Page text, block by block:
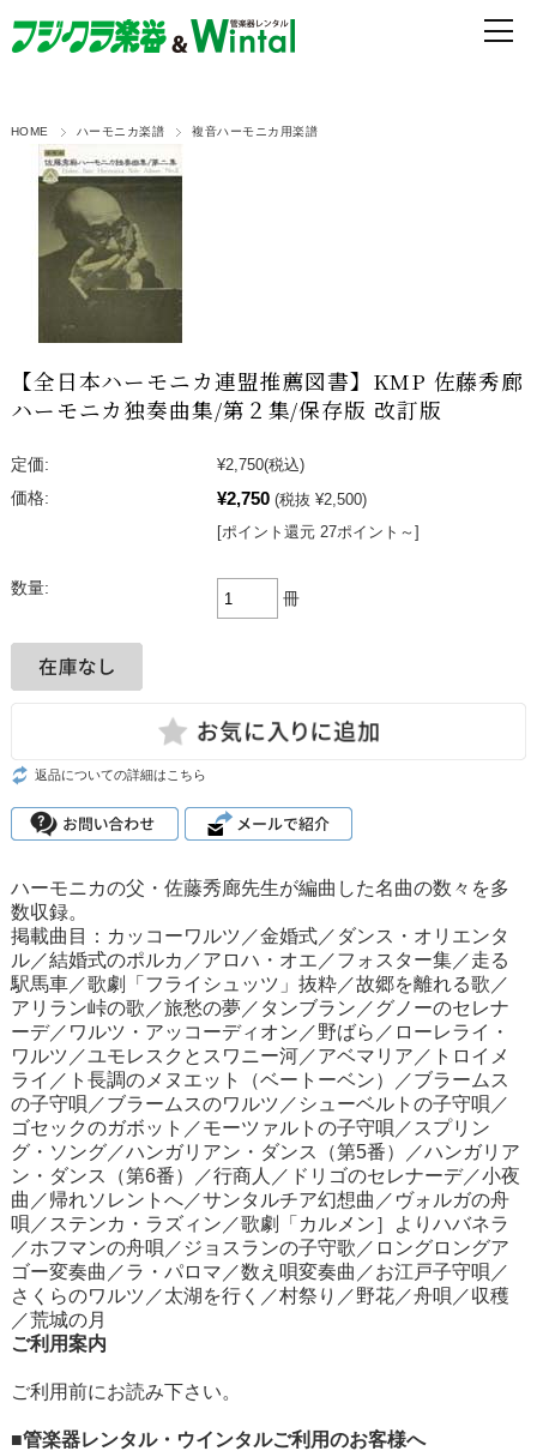
HOME ハーモニカ楽譜 複音ハーモニカ用楽譜
【全日本ハーモニカ連盟推薦図書】KMP 佐藤秀廊
ハーモニカ独奏曲集/第２集/保存版 改訂版
定価: ¥2,750(税込)
価格:
¥2,750 (税抜 ¥2,500)
[ポイント還元 27ポイント～]
数量:
冊
返品についての詳細はこちら
ハーモニカの父・佐藤秀廊先生が編曲した名曲の数々を多
数収録。
掲載曲目：カッコーワルツ／金婚式／ダンス・オリエンタ
ル／結婚式のポルカ／アロハ・オエ／フォスター集／走る
駅馬車／歌劇「フライシュッツ」抜粋／故郷を離れる歌／
アリラン峠の歌／旅愁の夢／タンブラン／グノーのセレナ
ーデ／ワルツ・アッコーディオン／野ばら／ローレライ・
ワルツ／ユモレスクとスワニー河／アベマリア／トロイメ
ライ／ト長調のメヌエット（ベートーベン）／ブラームス
の子守唄／ブラームスのワルツ／シューベルトの子守唄／
ゴセックのガボット／モーツァルトの子守唄／スプリン
グ・ソング／ハンガリアン・ダンス（第5番）／ハンガリア
ン・ダンス（第6番）／行商人／ドリゴのセレナーデ／小夜
曲／帰れソレントへ／サンタルチア幻想曲／ヴォルガの舟
唄／ステンカ・ラズィン／歌劇「カルメン］よりハバネラ
／ホフマンの舟唄／ジョスランの子守歌／ロングロングア
ゴー変奏曲／ラ・パロマ／数え唄変奏曲／お江戸子守唄／
さくらのワルツ／太湖を行く／村祭り／野花／舟唄／収穫
／荒城の月
ご利用案内
ご利用前にお読み下さい。
■管楽器レンタル・ウインタルご利用のお客様へ